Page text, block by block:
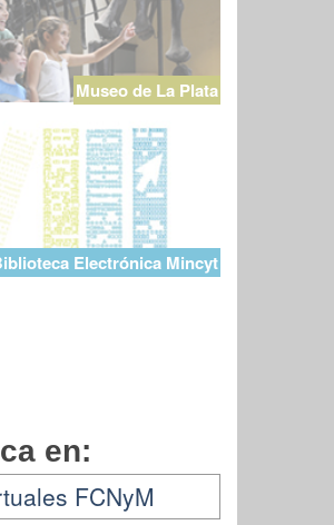
Museo de La Plata
Electrónica Mincyt
en:
FCNyM